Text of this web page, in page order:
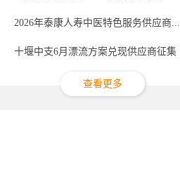
2026年泰康人寿中医特色服务供应商...
十堰中支6月漂流方案兑现供应商征集
查看更多